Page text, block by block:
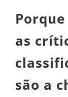
as
são a